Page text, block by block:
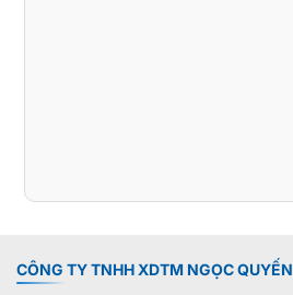
CÔNG TY TNHH XDTM NGỌC QUYẾN